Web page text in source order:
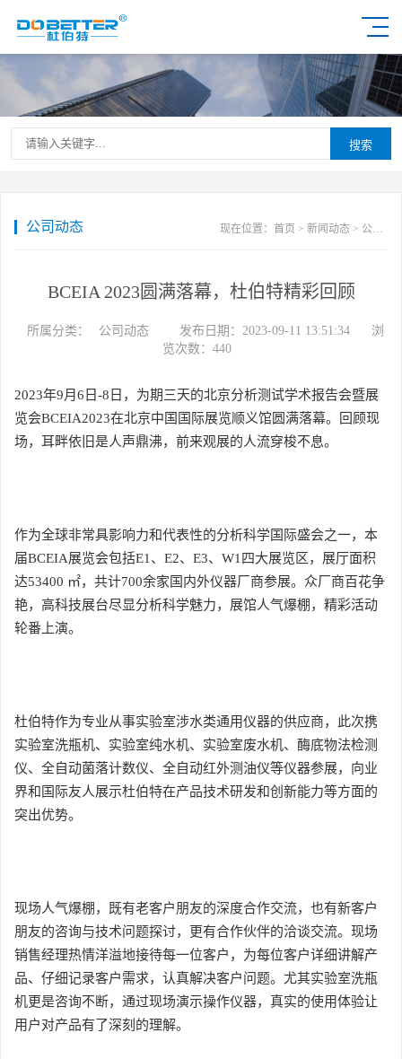
搜索
公司动态 现在位置： 首页 > 新闻动态> 公司动态
BCEIA 2023圆满落幕，杜伯特精彩回顾
所属分类： 公司动态 发布日期：2023-09-11 13:51:34
浏
览次数： 440
2023年9月6日-8日，为期三天的北京分析测试学术报告会暨展
览会BCEIA2023在北京中国国际展览顺义馆圆满落幕。回顾现
场，耳畔依旧是人声鼎沸，前来观展的人流穿梭不息。
作为全球非常具影响力和代表性的分析科学国际盛会之一，本
届BCEIA展览会包括E1、E2、E3、W1四大展览区，展厅面积
达53400 ㎡，共计700余家国内外仪器厂商参展。众厂商百花争
艳，高科技展台尽显分析科学魅力，展馆人气爆棚，精彩活动
轮番上演。
杜伯特作为专业从事实验室涉水类通用仪器的供应商，此次携
实验室洗瓶机、实验室纯水机、实验室废水机、酶底物法检测
仪、全自动菌落计数仪、全自动红外测油仪等仪器参展，向业
界和国际友人展示杜伯特在产品技术研发和创新能力等方面的
突出优势。
现场人气爆棚，既有老客户朋友的深度合作交流，也有新客户
朋友的咨询与技术问题探讨，更有合作伙伴的洽谈交流。现场
销售经理热情洋溢地接待每一位客户，为每位客户详细讲解产
品、仔细记录客户需求，认真解决客户问题。尤其实验室洗瓶
机更是咨询不断，通过现场演示操作仪器，真实的使用体验让
用户对产品有了深刻的理解。